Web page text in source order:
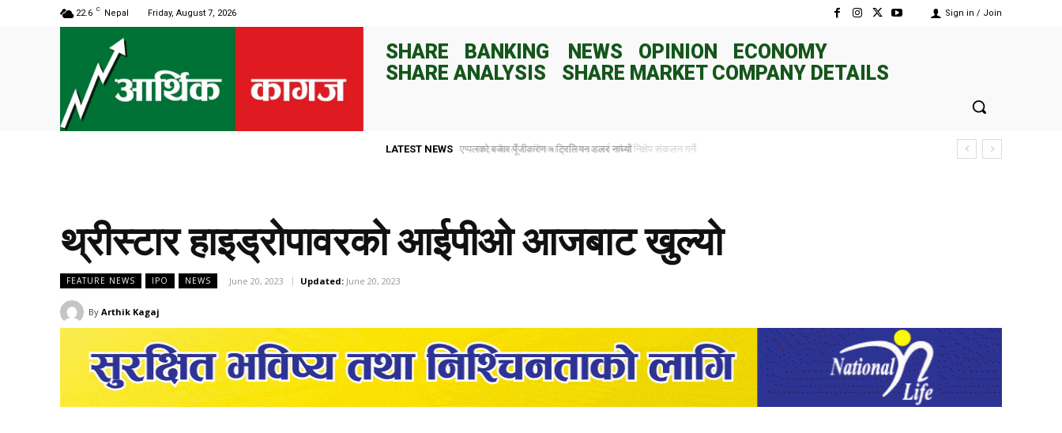
22.6 C Nepal Friday, August 7, 2026 Sign in / Join
SHARE BANKING NEWS OPINION
ECONOMY
SHARE ANALYSIS
SHARE MARKET COMPANY DETAILS
LATEST NEWS राष्ट्र बैंकले ८२ दिनका लागि १०० अर्ब रुपैयाँ निक्षेप संकलन गर्ने
थ्रीस्टार हाइड्रोपावरको आईपीओ आजबाट खुल्यो
FEATURE NEWS IPO NEWS June 20, 2023 Updated: June 20, 2023
By Arthik Kagaj